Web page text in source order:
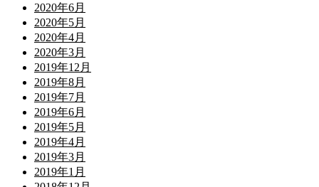
2020年6月
2020年5月
2020年4月
2020年3月
2019年12月
2019年8月
2019年7月
2019年6月
2019年5月
2019年4月
2019年3月
2019年1月